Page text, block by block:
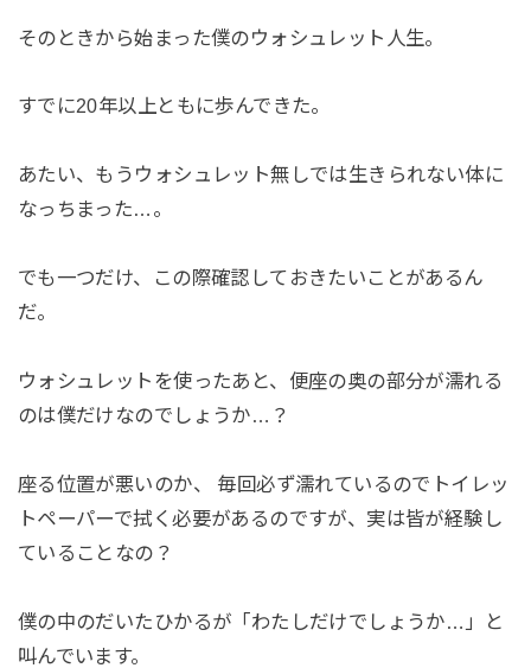
そのときから始まった僕のウォシュレット人生。
すでに20年以上ともに歩んできた。
あたい、もうウォシュレット無しでは生きられない体に
なっちまった…。
でも一つだけ、この際確認しておきたいことがあるん
だ。
ウォシュレットを使ったあと、便座の奥の部分が濡れる
のは僕だけなのでしょうか…？
座る位置が悪いのか、 毎回必ず濡れているのでトイレッ
トペーパーで拭く必要があるのですが、実は皆が経験し
ていることなの？
僕の中のだいたひかるが「わたしだけでしょうか…」と
叫んでいます。